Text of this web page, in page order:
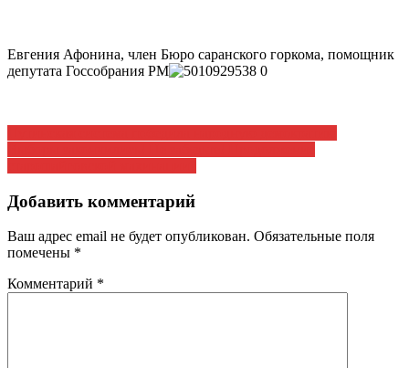
Евгения Афонина, член Бюро саранского горкома, помощник
депутата Госсобрания РМ
Навигация
по
Добавить комментарий
Ваш адрес email не будет опубликован. Обязательные поля
помечены *
Комментарий *